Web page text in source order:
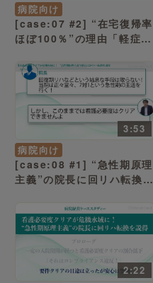
病院向け
[case:07 #2] “在宅復帰率
ほぼ100％”の理由「軽症、
（病院経営ケーススタディ
ー ）
3:53
病院向け
[case:08 #1] “急性期原理
主義”の院長に回リハ転換を
つと看護必要度クリアの割
合低下 」（病院経営ケース
スタディー ）
2:22